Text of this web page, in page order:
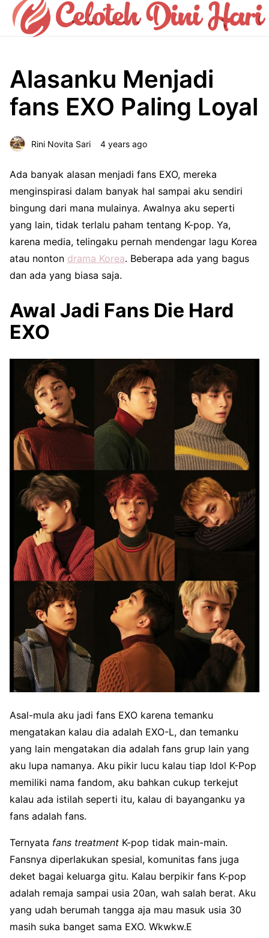
Alasanku Menjadi
fans EXO Paling Loyal
Rini Novita Sari 4 years ago
Ada banyak alasan menjadi fans EXO, mereka
menginspirasi dalam banyak hal sampai aku sendiri
bingung dari mana mulainya. Awalnya aku seperti
yang lain, tidak terlalu paham tentang K-pop. Ya,
karena media, telingaku pernah mendengar lagu Korea
atau nonton drama Korea. Beberapa ada yang bagus
dan ada yang biasa saja.
Awal Jadi Fans Die Hard
EXO
Asal-mula aku jadi fans EXO karena temanku
mengatakan kalau dia adalah EXO-L, dan temanku
yang lain mengatakan dia adalah fans grup lain yang
aku lupa namanya. Aku pikir lucu kalau tiap Idol K-Pop
memiliki nama fandom, aku bahkan cukup terkejut
kalau ada istilah seperti itu, kalau di bayanganku ya
fans adalah fans.
Ternyata fans treatment K-pop tidak main-main.
Fansnya diperlakukan spesial, komunitas fans juga
deket bagai keluarga gitu. Kalau berpikir fans K-pop
adalah remaja sampai usia 20an, wah salah berat. Aku
yang udah berumah tangga aja mau masuk usia 30
masih suka banget sama EXO. Wkwkw.E